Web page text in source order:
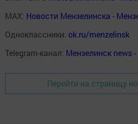
MAX: Новости Мензелинска -
Одноклассники: ok.ru/menzelinsk
Telegram-канал: Мензелинск news
Перейти на страницу